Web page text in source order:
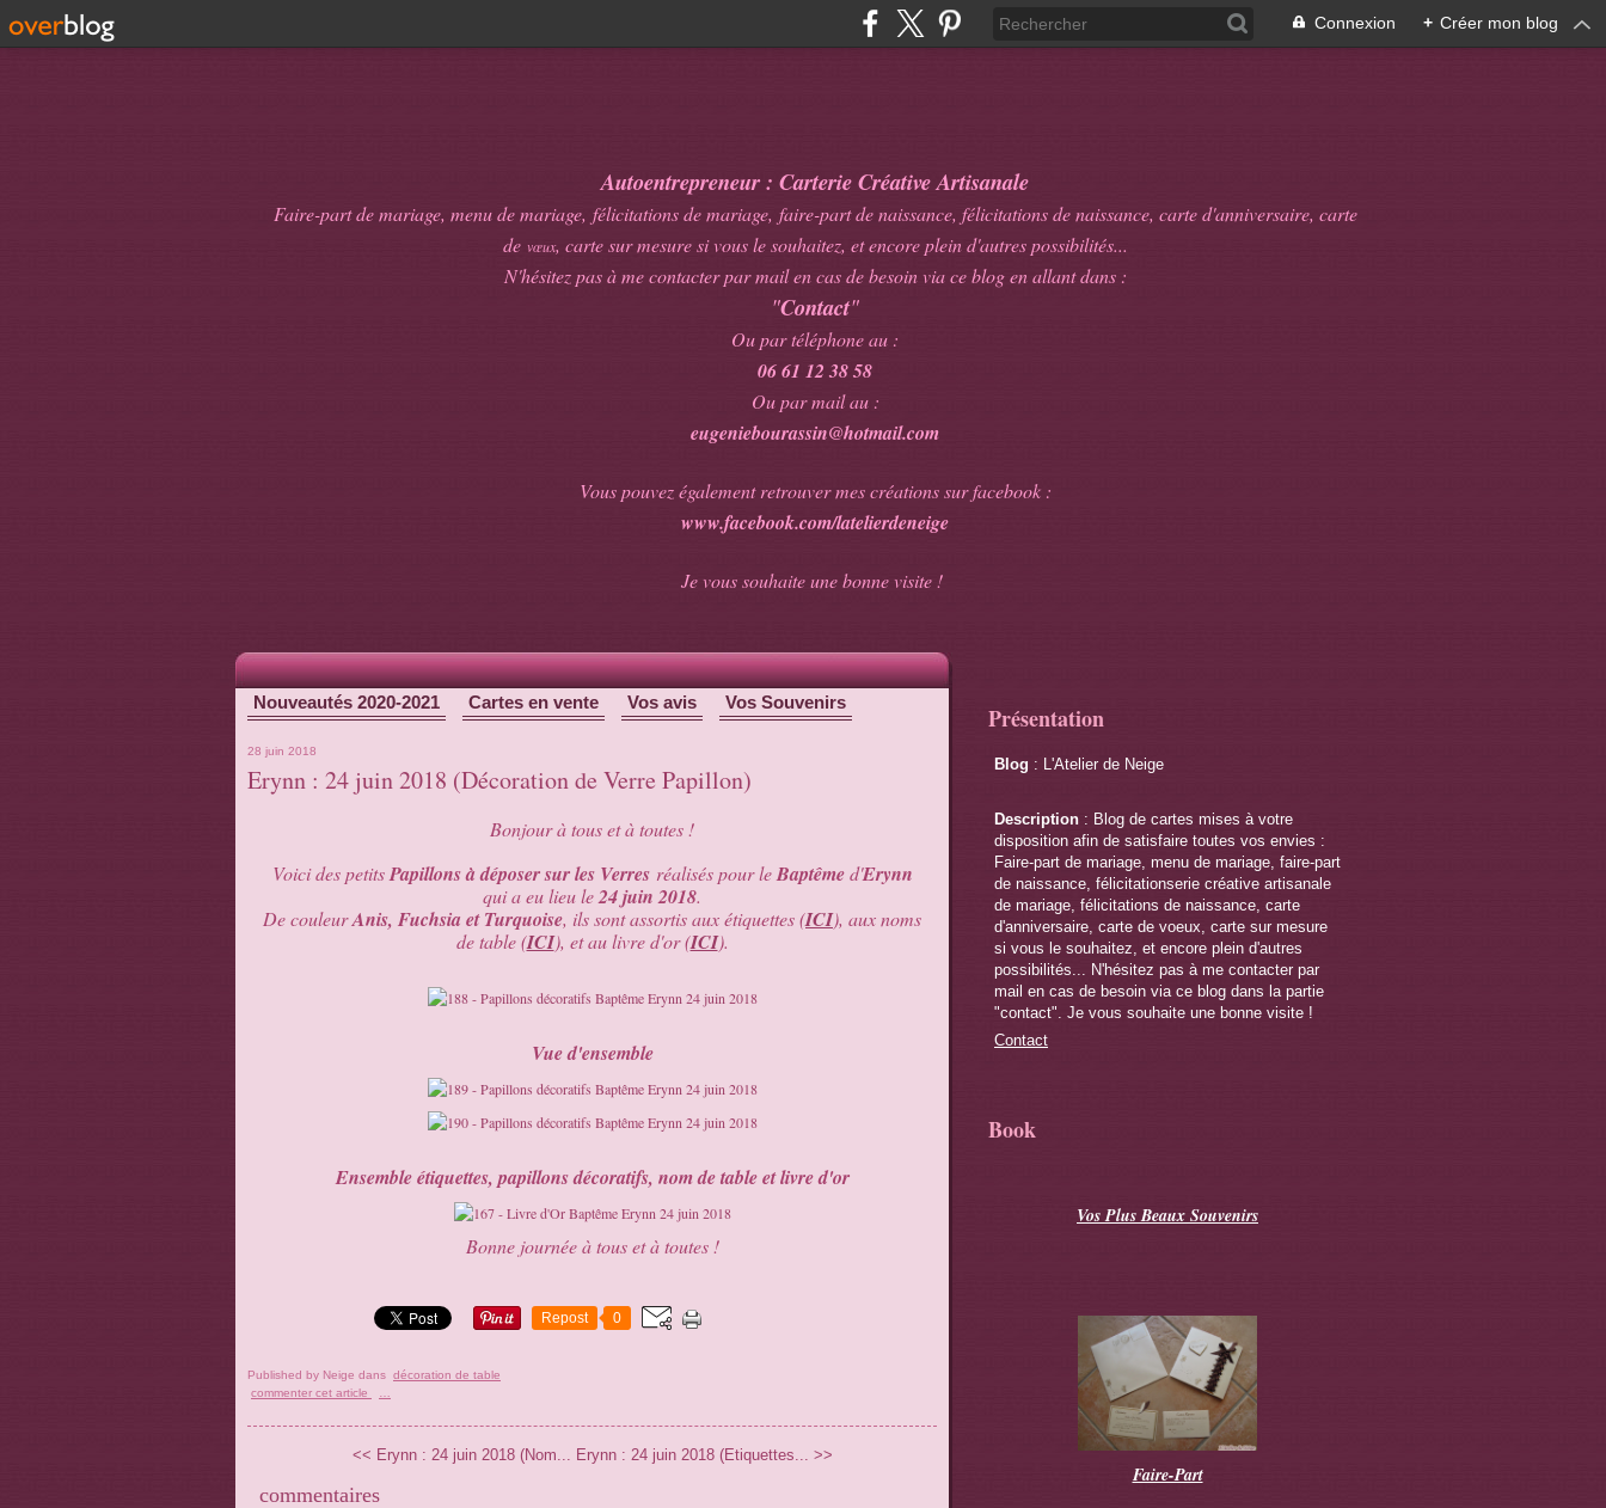
Connexion + Créer mon blog
Autoentrepreneur : Carterie Créative Artisanale
Faire-part de mariage, menu de mariage, félicitations de mariage, faire-part de naissance, félicitations de naissance, carte d'anniversaire, carte
de vœux, carte sur mesure si vous le souhaitez, et encore plein d'autres possibilités...
N'hésitez pas à me contacter par mail en cas de besoin via ce blog en allant dans :
"Contact"
Ou par téléphone au :
06 61 12 38 58
Ou par mail au :
eugeniebourassin@hotmail.com
Vous pouvez également retrouver mes créations sur facebook :
www.facebook.com/latelierdeneige
Je vous souhaite une bonne visite !
Nouveautés 2020-2021 Cartes en vente Vos avis Vos Souvenirs
28 juin 2018
Erynn : 24 juin 2018 (Décoration de Verre Papillon)
Bonjour à tous et à toutes !
Voici des petitsPapillons à déposer sur les Verresréalisés pour leBaptêmed'Erynn
qui a eu lieu le24 juin 2018.
De couleurAnis, Fuchsia et Turquoise, ils sont assortis aux étiquettes (ICI), aux noms
de table (ICI), et au livre d'or (ICI).
Vue d'ensemble
Ensemble étiquettes, papillons décoratifs, nom de table et livre d'or
Bonne journée à tous et à toutes !
Repost 0
Published by Neige dans décoration de table
commenter cet article
<< Erynn : 24 juin 2018 (Nom... Erynn : 24 juin 2018 (Etiquettes... >>
commentaires
Présentation
Blog : L'Atelier de Neige
Description : Blog de cartes mises à votre
disposition afin de satisfaire toutes vos envies :
Faire-part de mariage, menu de mariage, faire-part
de naissance, félicitationserie créative artisanale
de mariage, félicitations de naissance, carte
d'anniversaire, carte de voeux, carte sur mesure
si vous le souhaitez, et encore plein d'autres
possibilités... N'hésitez pas à me contacter par
mail en cas de besoin via ce blog dans la partie
"contact". Je vous souhaite une bonne visite !
Contact
Book
Vos Plus Beaux Souvenirs
Faire-Part